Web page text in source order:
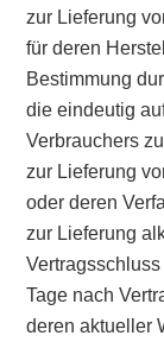
zur Lieferung
für deren
Bestimmung
die eindeutig
Verbrauchers
zur Lieferung
oder deren
zur Lieferung
Tage nach
deren aktueller